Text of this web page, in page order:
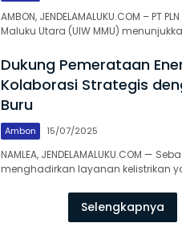
AMBON, JENDELAMALUKU.COM –
Maluku Utara (UIW MMU)
Dukung Pemerataan
Kolaborasi Strategis
Buru
Ambon 15/07/2025
NAMLEA, JENDELAMALUKU.COM —
menghadirkan layanan kelistrikan
Selengkapnya